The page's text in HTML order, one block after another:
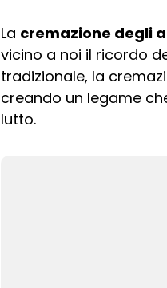
La cremazione degli
vicino a noi il ricordo
tradizionale, la
creando un legame
lutto.